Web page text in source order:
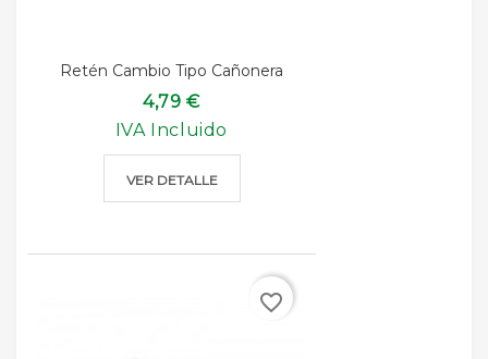
Retén Cambio Tipo Cañonera
4,79 €
IVA Incluido
VER DETALLE
favorite_border